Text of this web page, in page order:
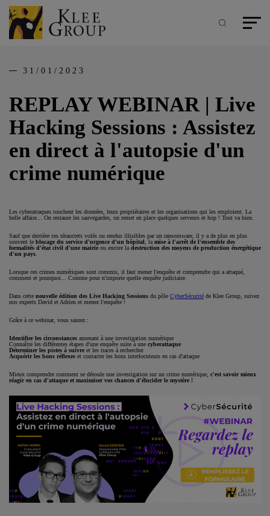
Aller
au
contenu
principal
Recherche
Menu
REPLAY WEBINAR | Live
Hacking Sessions : Assistez
en direct à l'autopsie d'un
crime numérique
31/01/2023
Les cyberattaques touchent les données, leurs propriétaires et les organisations qui les emploient. La
belle affaire... On restaure les sauvegardes, on remet en place quelques serveurs et hop ! Tout va bien.
Sauf que derrière ces téraoctets volés ou rendus illisibles par un ransomware, il y a de plus en plus
souvent le blocage du service d'urgence d'un hôpital , la mise à l'arrêt de l'ensemble des
formalités d'état civil d'une mairie ou encore la destruction des moyens de production énergétique
d'un pays
Lorsque ces crimes numériques sont commis, il faut mener l'enquête et comprendre qui a attaqué,
comment et pourquoi... Comme pour n'importe quelle enquête judiciaire.
Dans cette nouvelle édition des Live Hacking Sessions du pôle CyberSécurité de Klee Group, suivez
nos experts David et Adrien et menez l'enquête !
Grâce à ce webinar, vous saurez :
Identifier les circonstances amenant à une investigation numérique
Connaître les différentes étapes d'une enquête suite à une cyberattaque
Déterminer les pistes à suivre et les traces à rechercher
Acquérir les bons réflexes et contacter les bons interlocuteurs en cas d'attaque
Mieux comprendre comment se déroule une investigation sur un crime numérique, c'est savoir mieux
réagir en cas d'attaque et maximiser vos chances d'élucider le mystère !